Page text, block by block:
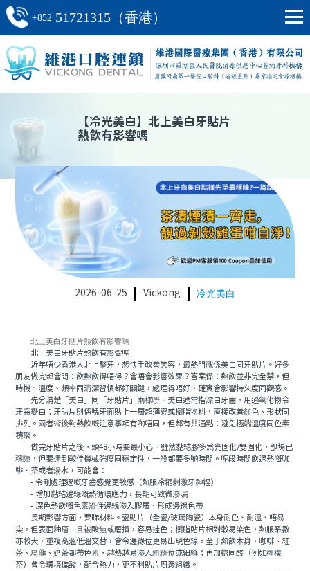
+852 51721315（香港）
【冷光美白】 北上美白牙貼片
熱飲有影響嗎
2026-06-25 Vickong 冷光美白
北上美白牙貼片熱飲有影響嗎
北上美白牙貼片熱飲有影響嗎
近年唔少香港人北上整牙，想快手改善笑容，最熱門就係美白同牙貼片。好多
朋友做完都會問：飲熱飲得唔得？會唔會影響效果？答案係：熱飲並非完全禁，但
時機、溫度、頻率同清潔習慣都好關鍵，處理得唔好，確實會影響持久度同觀感。
先分清楚「美白」同「牙貼片」兩樣嘢。美白通常指漂白牙齒，用過氧化物令
牙齒變白；牙貼片則係喺牙面貼上一層超薄瓷或樹脂物料，直接改善顔色、形狀同
排列。兩者術後對熱飲嘅注意事項有啲唔同，但都有共通點：避免極端溫度同色素
積聚。
做完牙貼片之後，頭48小時要最小心。雖然黏結膠多爲光固化/雙固化，即場已
穩陣，但要達到較佳機械強度同穩定性，一般都要多啲時間。呢段時間飲過熱嘅咖
啡、茶或者湯水，可能會：
- 令剛處理過嘅牙齒感覺更敏感（熱脹冷縮刺激牙神經）
- 增加黏結邊緣嘅熱循環應力，長期可致微滲漏
- 深色熱飲嘅色素沿住邊緣滲入膠層，形成邊線色帶
長期影響方面，要睇材料。瓷貼片（全瓷/玻璃陶瓷）本身耐色、耐溫、唔易
染，但表面釉層一旦被酸蝕或磨損，容易挂色；樹脂貼片相對較易染色，熱脹系數
亦較大，重複高溫低溫交替，會令邊緣位更易出現色線。至于熱飲本身，咖啡、紅
茶、烏龍、奶茶都帶色素，越熱越易滲入粗糙位或細縫；再加糖同酸（例如檸檬
茶）會令環境偏酸，配合熱力，更不利貼片周邊組織。